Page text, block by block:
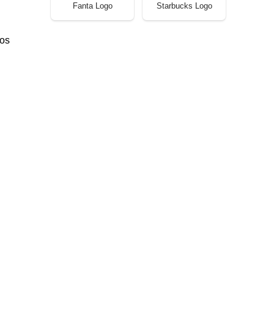
Fanta Logo Starbucks Logo